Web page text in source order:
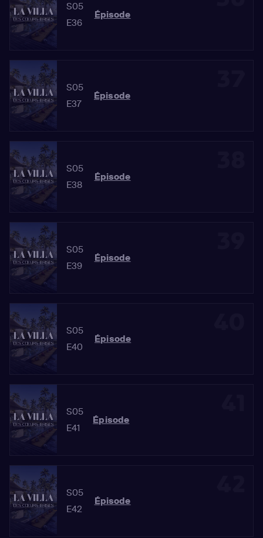
S05
E36
Épisode
S05
E37
Épisode
S05
E38
Épisode
S05
E39
Épisode
S05
E40
Épisode
S05
E41
Épisode
S05
E42
Épisode